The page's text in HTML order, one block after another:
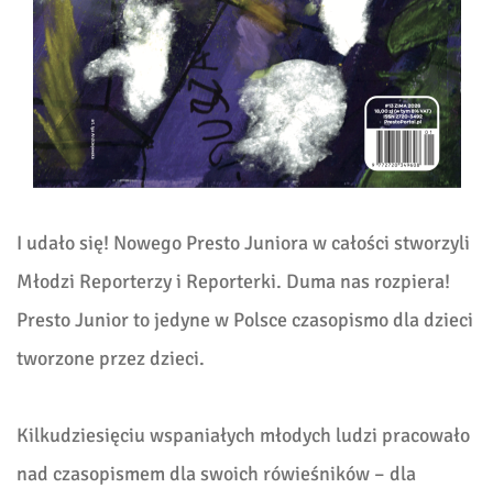
I udało się! Nowego Presto Juniora w całości stworzyli
Młodzi Reporterzy i Reporterki. Duma nas rozpiera!
Presto Junior to jedyne w Polsce czasopismo dla dzieci
tworzone przez dzieci.
Kilkudziesięciu wspaniałych młodych ludzi pracowało
nad czasopismem dla swoich rówieśników – dla